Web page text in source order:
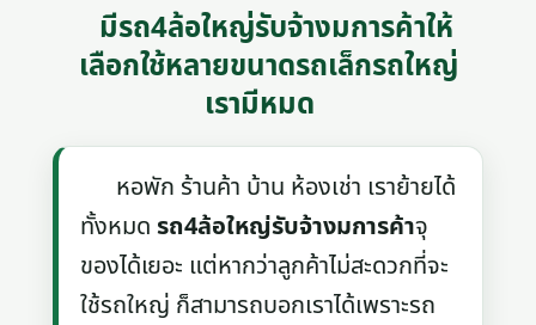
มีรถ4ล้อใหญ่รับจ้างมการค้าให้
เลือกใช้หลายขนาดรถเล็กรถใหญ่
เรามีหมด
หอพัก ร้านค้า บ้าน ห้องเช่า เราย้ายได้
ทั้งหมดรถ4ล้อใหญ่รับจ้างมการค้าจุ
ของได้เยอะ แต่หากว่าลูกค้าไม่สะดวกที่จะ
ใช้รถใหญ่ ก็สามารถบอกเราได้เพราะรถ